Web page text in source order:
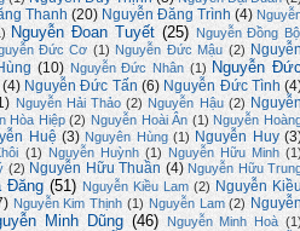
Thanh (20) Nguyễn Đăng Trình (4)
Nguyễn Đoan Tuyết (25) Nguyễn Đồng
Đức Cơ (1) Nguyễn Đức Mậu (2)
(10) Nguyễn Đức Nhân (1) Nguyễn
(4) Nguyễn Đức Tấn (6) Nguyễn Đức Tình
Nguyễn Hải Thảo (2) Nguyễn Hậu (2)
Hòa Hiệp (2) Nguyễn Hoài Ân (1) Nguyễn
Huệ (3) Nguyên Hùng (1) Nguyễn Huy
(1) Nguyễn Huỳnh (1) Nguyễn Hữu Minh
(2) Nguyễn Hữu Thuần (4) Nguyễn Hữu
Đăng (51) Nguyễn Kiều Lam (2) Nguyễn
Nguyễn Kim Thịnh (1) Nguyễn Lam (2)
Minh Dũng (46) Nguyễn Minh Hoà